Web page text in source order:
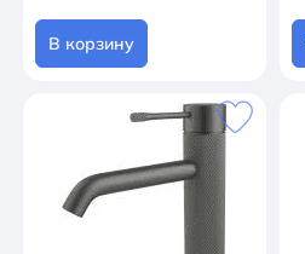
В корзину